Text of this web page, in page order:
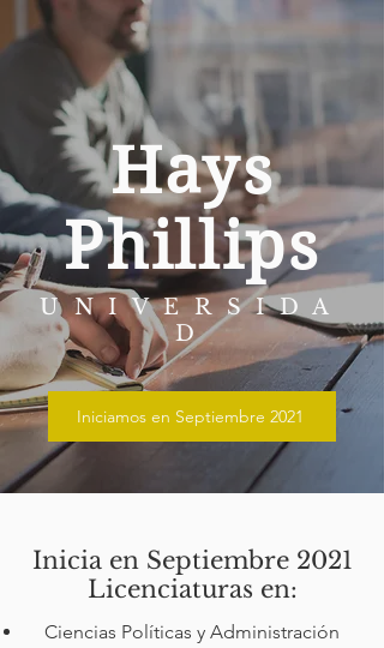
Hays
Phillips
UNIVERSIDA
D
Iniciamos en Septiembre 2021
Inicia en Septiembre 2021
Licenciaturas en:
Ciencias Políticas y Administración